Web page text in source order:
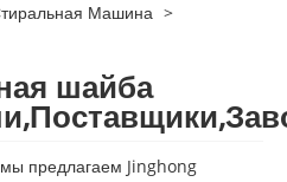
Машина >
шайба
предлагаем Jinghong